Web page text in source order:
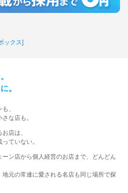
ックス]
。​
、
な​店も。​
店は、​
ていない。​
ン店から個人経営のお店まで、どんどん
元の常連に愛される名店も同じ場所で探